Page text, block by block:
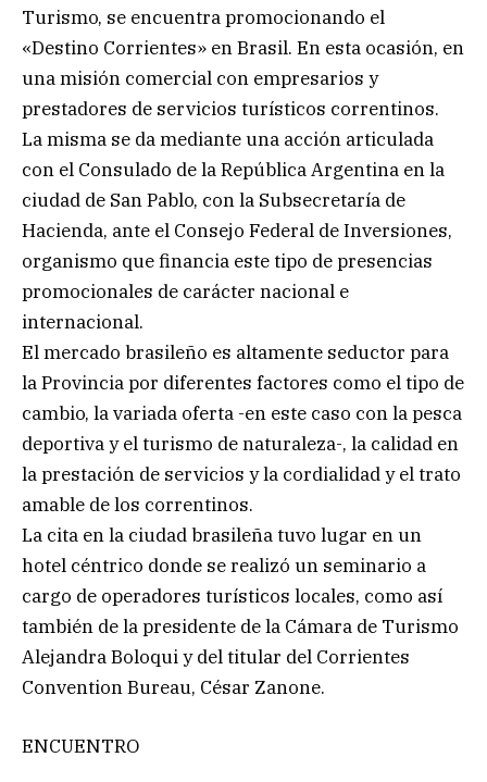
Turismo, se encuentra promocionando el
«Destino Corrientes» en Brasil. En esta ocasión, en
una misión comercial con empresarios y
prestadores de servicios turísticos correntinos.
La misma se da mediante una acción articulada
con el Consulado de la República Argentina en la
ciudad de San Pablo, con la Subsecretaría de
Hacienda, ante el Consejo Federal de Inversiones,
organismo que financia este tipo de presencias
promocionales de carácter nacional e
internacional.
El mercado brasileño es altamente seductor para
la Provincia por diferentes factores como el tipo de
cambio, la variada oferta -en este caso con la pesca
deportiva y el turismo de naturaleza-, la calidad en
la prestación de servicios y la cordialidad y el trato
amable de los correntinos.
La cita en la ciudad brasileña tuvo lugar en un
hotel céntrico donde se realizó un seminario a
cargo de operadores turísticos locales, como así
también de la presidente de la Cámara de Turismo
Alejandra Boloqui y del titular del Corrientes
Convention Bureau, César Zanone.
ENCUENTRO